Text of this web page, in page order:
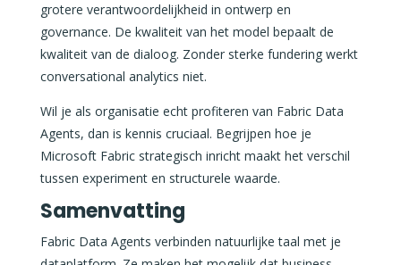
grotere verantwoordelijkheid in ontwerp en
governance. De kwaliteit van het model bepaalt de
kwaliteit van de dialoog. Zonder sterke fundering werkt
conversational analytics niet.
Wil je als organisatie echt profiteren van Fabric Data
Agents, dan is kennis cruciaal. Begrijpen hoe je
Microsoft Fabric strategisch inricht maakt het verschil
tussen experiment en structurele waarde.
Samenvatting
Fabric Data Agents verbinden natuurlijke taal met je